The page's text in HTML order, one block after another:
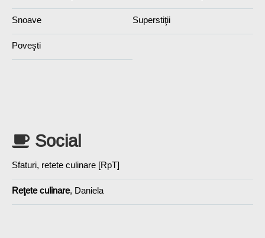
Snoave Superstiţii
Poveşti
Social
Sfaturi, retete culinare [RpT]
Reţete culinare, Daniela